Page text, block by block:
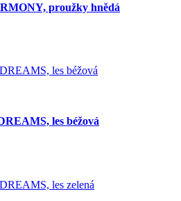
proužky hnědá
les béžová